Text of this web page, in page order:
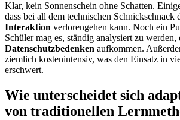
Klar, kein Sonnenschein ohne Schatten.
dass bei all dem technischen Schnickschnack
Interaktion verlorengehen kann. Noch ein
Schüler mag es, ständig analysiert zu werden,
Datenschutzbedenken aufkommen.
ziemlich kostenintensiv, was den Einsatz in
erschwert.
Wie unterscheidet sich
von traditionellen